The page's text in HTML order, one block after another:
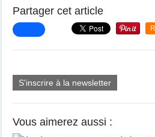
Partager cet article
S'inscrire à la newsletter
Vous aimerez aussi :